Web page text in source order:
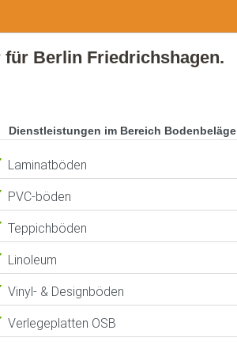
für Berlin Friedrichshagen.
Dienstleistungen im Bereich Bodenbeläge
Laminatböden
PVC-böden
Teppichböden
Linoleum
Vinyl- & Designböden
Verlegeplatten OSB